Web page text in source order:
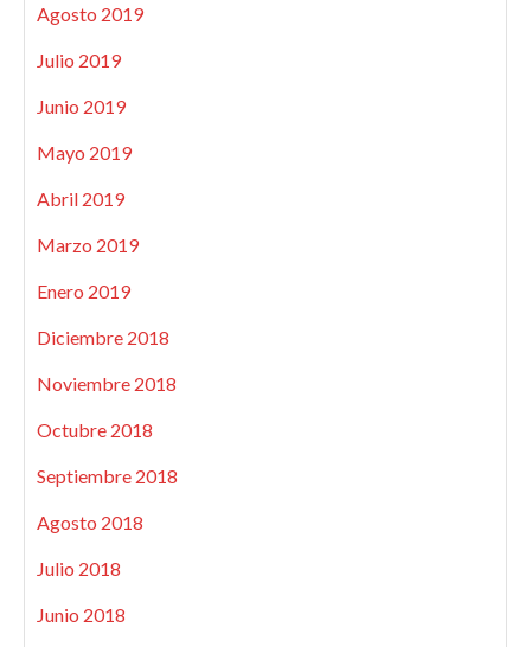
Agosto 2019
Julio 2019
Junio 2019
Mayo 2019
Abril 2019
Marzo 2019
Enero 2019
Diciembre 2018
Noviembre 2018
Octubre 2018
Septiembre 2018
Agosto 2018
Julio 2018
Junio 2018